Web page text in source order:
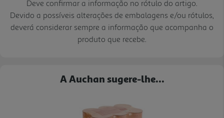
Deve confirmar a informação no rótulo do artigo.
Devido a possíveis alterações de embalagens e/ou rótulos,
deverá considerar sempre a informação que acompanha o
produto que recebe.
A Auchan sugere-lhe...